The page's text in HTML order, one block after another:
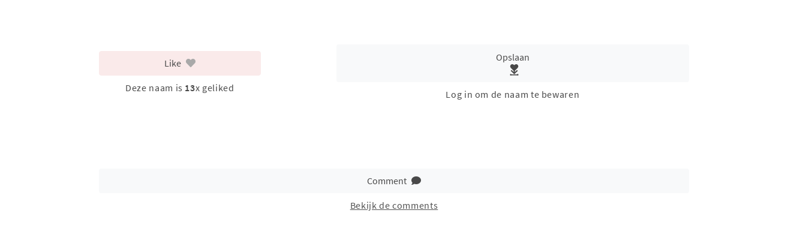
Like
Deze naam is 13x geliked
Opslaan
Log in om de naam te bewaren
Comment
Bekijk de comments